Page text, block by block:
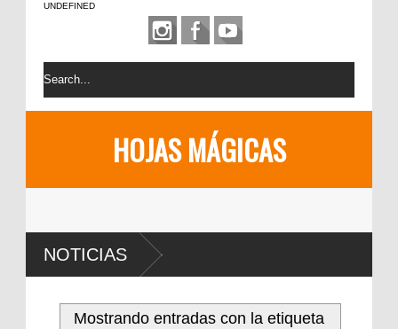
UNDEFINED
HOJAS MÁGICAS
NOTICIAS
Mostrando entradas con la etiqueta